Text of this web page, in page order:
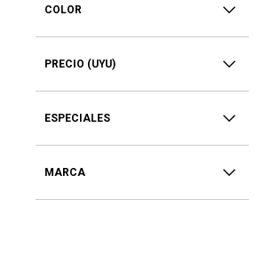
COLOR
PRECIO (UYU)
ESPECIALES
MARCA